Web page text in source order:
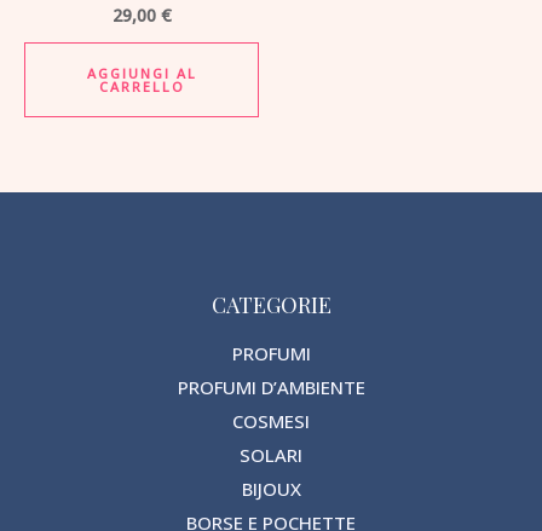
29,00 €
AGGIUNGI AL
CARRELLO
CATEGORIE
PROFUMI
PROFUMI D’AMBIENTE
COSMESI
SOLARI
BIJOUX
BORSE E POCHETTE